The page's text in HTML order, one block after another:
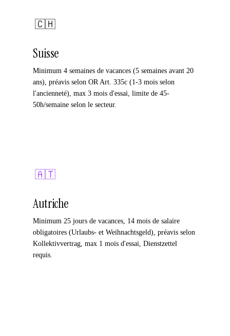
🇨🇭
Suisse
Minimum 4 semaines de vacances (5 semaines avant 20
ans), préavis selon OR Art. 335c (1-3 mois selon
l'ancienneté), max 3 mois d'essai, limite de 45-
50h/semaine selon le secteur.
🇦🇹
Autriche
Minimum 25 jours de vacances, 14 mois de salaire
obligatoires (Urlaubs- et Weihnachtsgeld), préavis selon
Kollektivvertrag, max 1 mois d'essai, Dienstzettel
requis.